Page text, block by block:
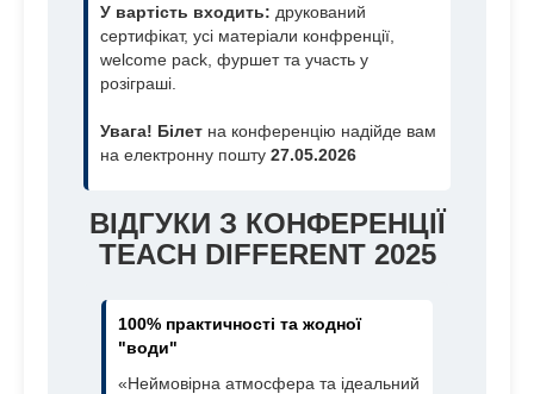
У вартість входить: друкований
сертифікат, усі матеріали конфренції,
welcome pack, фуршет та участь у
розіграші.
Увага! Білет на конференцію надійде вам
на електронну пошту 27.05.2026
ВІДГУКИ З КОНФЕРЕНЦІЇ
TEACH DIFFERENT 2025
100% практичності та жодної
"води"
«Неймовірна атмосфера та ідеальний